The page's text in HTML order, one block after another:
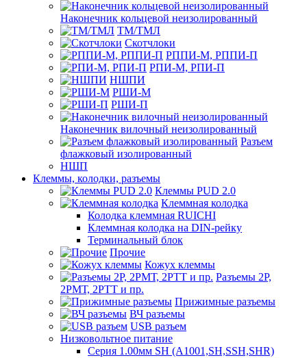
Наконечник кольцевой неизолированный
ТМ/ТМЛ
Скотчлоки
РППИ-М, РППИ-П
РПИ-М, РПИ-П
НШПИ
РШИ-М
РШИ-П
Наконечник вилочный неизолированный
Разъем
флажковый изолированный
НШП
Клеммы, колодки, разъемы
Клеммы PUD 2.0
Клеммная колодка
Колодка клеммная RUICHI
Клеммная колодка на DIN-рейку
Терминальный блок
Прочие
Кожух клеммы
Разъемы 2Р,
2РМТ, 2РТТ и пр.
Прижимные разъемы
ВЧ разъемы
USB разъем
Низковольтное питание
Серия 1.00мм SH (A1001,SH,SSH,SHR)